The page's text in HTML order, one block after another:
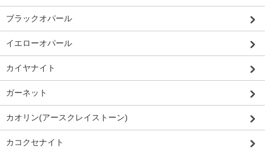
ブラックオパール
イエローオパール
カイヤナイト
ガーネット
カオリン(アースクレイストーン)
カコクセナイト